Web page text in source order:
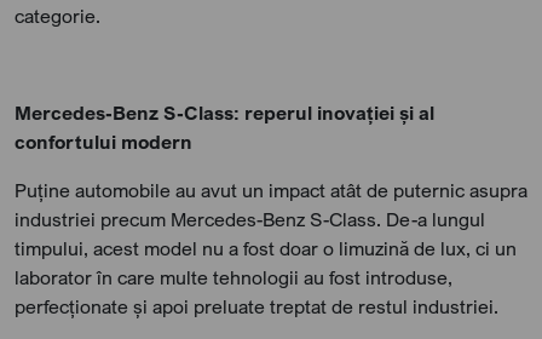
categorie.
Mercedes-Benz S-Class: reperul inovației și al
confortului modern
Puține automobile au avut un impact atât de puternic asupra
industriei precum Mercedes-Benz S-Class. De-a lungul
timpului, acest model nu a fost doar o limuzină de lux, ci un
laborator în care multe tehnologii au fost introduse,
perfecționate și apoi preluate treptat de restul industriei.